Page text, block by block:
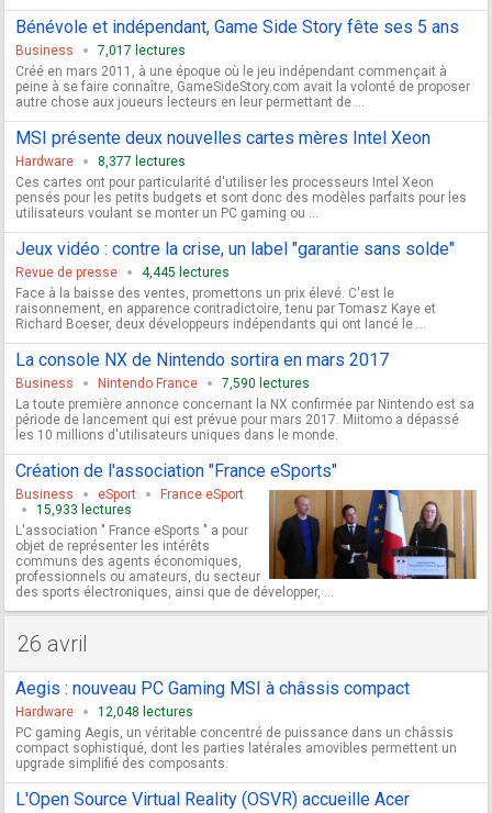
Bénévole et indépendant, Game Side Story fête ses 5 ans
Business
7,017 lectures
Créé en mars 2011, à une époque où le jeu indépendant commençait à
peine à se faire connaître, GameSideStory.com avait la volonté de proposer
autre chose aux joueurs lecteurs en leur permettant de ...
MSI présente deux nouvelles cartes mères Intel Xeon
Hardware
8,377 lectures
Ces cartes ont pour particularité d'utiliser les processeurs Intel Xeon
pensés pour les petits budgets et sont donc des modèles parfaits pour les
utilisateurs voulant se monter un PC gaming ou ...
Jeux vidéo : contre la crise, un label "garantie sans solde"
Revue de presse
4,445 lectures
Face à la baisse des ventes, promettons un prix élevé. C'est le
raisonnement, en apparence contradictoire, tenu par Tomasz Kaye et
Richard Boeser, deux développeurs indépendants qui ont lancé le ...
La console NX de Nintendo sortira en mars 2017
Business Nintendo France
7,590 lectures
La toute première annonce concernant la NX confirmée par Nintendo est sa
période de lancement qui est prévue pour mars 2017. Miitomo a dépassé
les 10 millions d'utilisateurs uniques dans le monde.
Création de l'association "France eSports"
Business eSport
France eSport
15,933 lectures
L'association " France eSports " a pour
objet de représenter les intérêts
communs des agents économiques,
professionnels ou amateurs, du secteur
des sports électroniques, ainsi que de développer, ...
26 avril
Aegis : nouveau PC Gaming MSI à châssis compact
Hardware
12,048 lectures
PC gaming Aegis, un véritable concentré de puissance dans un châssis
compact sophistiqué, dont les parties latérales amovibles permettent un
upgrade simplifié des composants.
L'Open Source Virtual Reality (OSVR) accueille Acer